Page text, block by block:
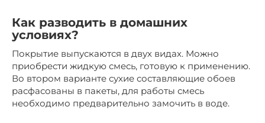
Как разводить в домашних
условиях?
Покрытие выпускаются в двух видах. Можно
приобрести жидкую смесь, готовую к применению.
Во втором варианте сухие составляющие обоев
расфасованы в пакеты, для работы смесь
необходимо предварительно замочить в воде.